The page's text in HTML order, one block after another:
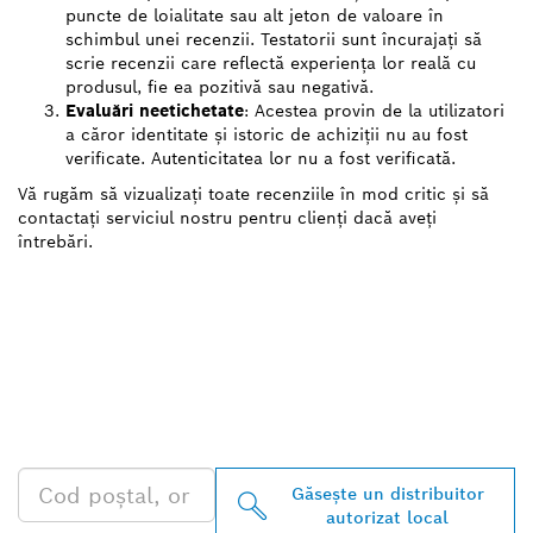
puncte de loialitate sau alt jeton de valoare în
schimbul unei recenzii. Testatorii sunt încurajați să
scrie recenzii care reflectă experiența lor reală cu
produsul, fie ea pozitivă sau negativă.
Evaluări neetichetate: Acestea provin de la utilizatori
a căror identitate și istoric de achiziții nu au fost
verificate. Autenticitatea lor nu a fost verificată.
Vă rugăm să vizualizați toate recenziile în mod critic și să
contactați serviciul nostru pentru clienți dacă aveți
întrebări.
Găseşte un distribuitor
autorizat local